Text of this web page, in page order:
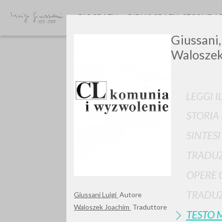
Giussani Luigi Autore
Waloszek Joachim Traduttore
LEGGI
OPERE
TESTO
BIOGRAFIA BIBLIOGRAFIA
TIPOLOGIA OPERA